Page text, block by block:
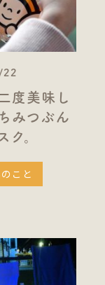
22
度美味し
みつぶん
ク。
こと